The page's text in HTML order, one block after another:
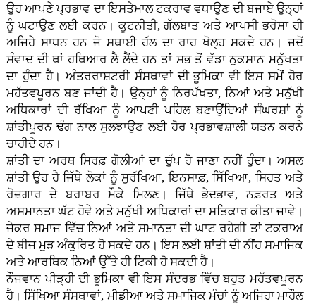
ਉਹ ਆਪਣੇ ਪ੍ਰਭਾਵ ਦਾ ਇਸਤੇਮਾਲ ਟਕਰਾਵ ਵਧਾਉਣ ਦੀ ਬਜਾਏ ਉਨ੍ਹਾਂ
ਨੂੰ ਘਟਾਉਣ ਲਈ ਕਰਨ। ਕੂਟਨੀਤੀ, ਗੱਲਬਾਤ ਅਤੇ ਆਪਸੀ ਭਰੋਸਾ ਹੀ
ਅਜਿਹੇ ਸਾਧਨ ਹਨ ਜੋ ਸਥਾਈ ਹੱਲ ਦਾ ਰਾਹ ਖੋਲ੍ਹ ਸਕਦੇ ਹਨ। ਜਦੋਂ
ਸੰਵਾਦ ਦੀ ਥਾਂ ਹਥਿਆਰ ਲੈ ਲੈਂਦੇ ਹਨ ਤਾਂ ਸਭ ਤੋਂ ਵੱਡਾ ਨੁਕਸਾਨ ਮਨੁੱਖਤਾ
ਦਾ ਹੁੰਦਾ ਹੈ। ਅੰਤਰਰਾਸ਼ਟਰੀ ਸੰਸਥਾਵਾਂ ਦੀ ਭੂਮਿਕਾ ਵੀ ਇਸ ਸਮੇਂ ਹੋਰ
ਮਹੱਤਵਪੂਰਨ ਬਣ ਜਾਂਦੀ ਹੈ। ਉਨ੍ਹਾਂ ਨੂੰ ਨਿਰਪੱਖਤਾ, ਨਿਆਂ ਅਤੇ ਮਨੁੱਖੀ
ਅਧਿਕਾਰਾਂ ਦੀ ਰੱਖਿਆ ਨੂੰ ਆਪਣੀ ਪਹਿਲ ਬਣਾਉਂਦਿਆਂ ਸੰਘਰਸ਼ਾਂ ਨੂੰ
ਸ਼ਾਂਤੀਪੂਰਨ ਢੰਗ ਨਾਲ ਸੁਲਝਾਉਣ ਲਈ ਹੋਰ ਪ੍ਰਭਾਵਸ਼ਾਲੀ ਯਤਨ ਕਰਨੇ
ਚਾਹੀਦੇ ਹਨ।
ਸ਼ਾਂਤੀ ਦਾ ਅਰਥ ਸਿਰਫ਼ ਗੋਲੀਆਂ ਦਾ ਚੁੱਪ ਹੋ ਜਾਣਾ ਨਹੀਂ ਹੁੰਦਾ। ਅਸਲ
ਸ਼ਾਂਤੀ ਉਹ ਹੈ ਜਿੱਥੇ ਲੋਕਾਂ ਨੂੰ ਸੁਰੱਖਿਆ, ਇਨਸਾਫ਼, ਸਿੱਖਿਆ, ਸਿਹਤ ਅਤੇ
ਰੋਜ਼ਗਾਰ ਦੇ ਬਰਾਬਰ ਮੌਕੇ ਮਿਲਣ। ਜਿੱਥੇ ਭੇਦਭਾਵ, ਨਫ਼ਰਤ ਅਤੇ
ਅਸਮਾਨਤਾ ਘੱਟ ਹੋਵੇ ਅਤੇ ਮਨੁੱਖੀ ਅਧਿਕਾਰਾਂ ਦਾ ਸਤਿਕਾਰ ਕੀਤਾ ਜਾਵੇ।
ਜੇਕਰ ਸਮਾਜ ਵਿੱਚ ਨਿਆਂ ਅਤੇ ਸਮਾਨਤਾ ਦੀ ਘਾਟ ਰਹੇਗੀ ਤਾਂ ਟਕਰਾਅ
ਦੇ ਬੀਜ ਮੁੜ ਅੰਕੁਰਿਤ ਹੋ ਸਕਦੇ ਹਨ। ਇਸ ਲਈ ਸ਼ਾਂਤੀ ਦੀ ਨੀਂਹ ਸਮਾਜਿਕ
ਅਤੇ ਆਰਥਿਕ ਨਿਆਂ ਉੱਤੇ ਹੀ ਟਿਕੀ ਹੋ ਸਕਦੀ ਹੈ।
ਨੌਜਵਾਨ ਪੀੜ੍ਹੀ ਦੀ ਭੂਮਿਕਾ ਵੀ ਇਸ ਸੰਦਰਭ ਵਿੱਚ ਬਹੁਤ ਮਹੱਤਵਪੂਰਨ
ਹੈ। ਸਿੱਖਿਆ ਸੰਸਥਾਵਾਂ, ਮੀਡੀਆ ਅਤੇ ਸਮਾਜਿਕ ਮੰਚਾਂ ਨੂੰ ਅਜਿਹਾ ਮਾਹੌਲ